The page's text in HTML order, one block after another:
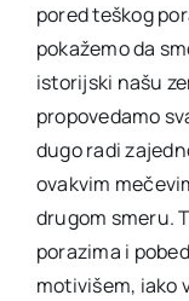
pored teškog
pokažemo da
istorijski našu
propovedamo
dugo radi
ovakvim
drugom smeru.
porazima i
motivišem, iako